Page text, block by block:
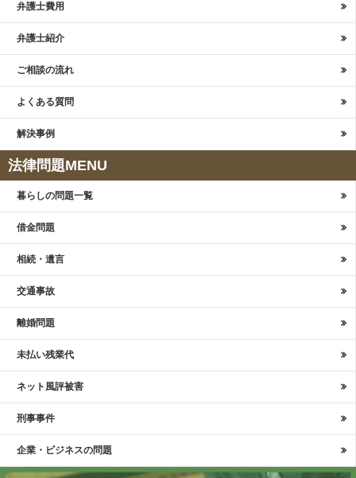
弁護士費用
弁護士紹介
ご相談の流れ
よくある質問
解決事例
法律問題MENU
暮らしの問題一覧
借金問題
相続・遺言
交通事故
離婚問題
未払い残業代
ネット風評被害
刑事事件
企業・ビジネスの問題